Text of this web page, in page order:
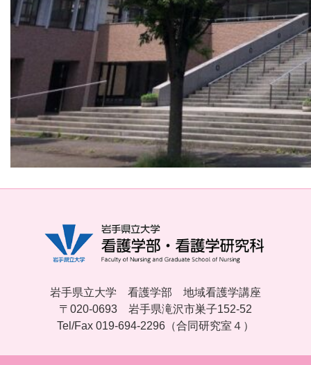
岩手県立大学 看護学部 地域看護学講座
〒020-0693 岩手県滝沢市巣子152-52
Tel/Fax 019-694-2296（合同研究室４）